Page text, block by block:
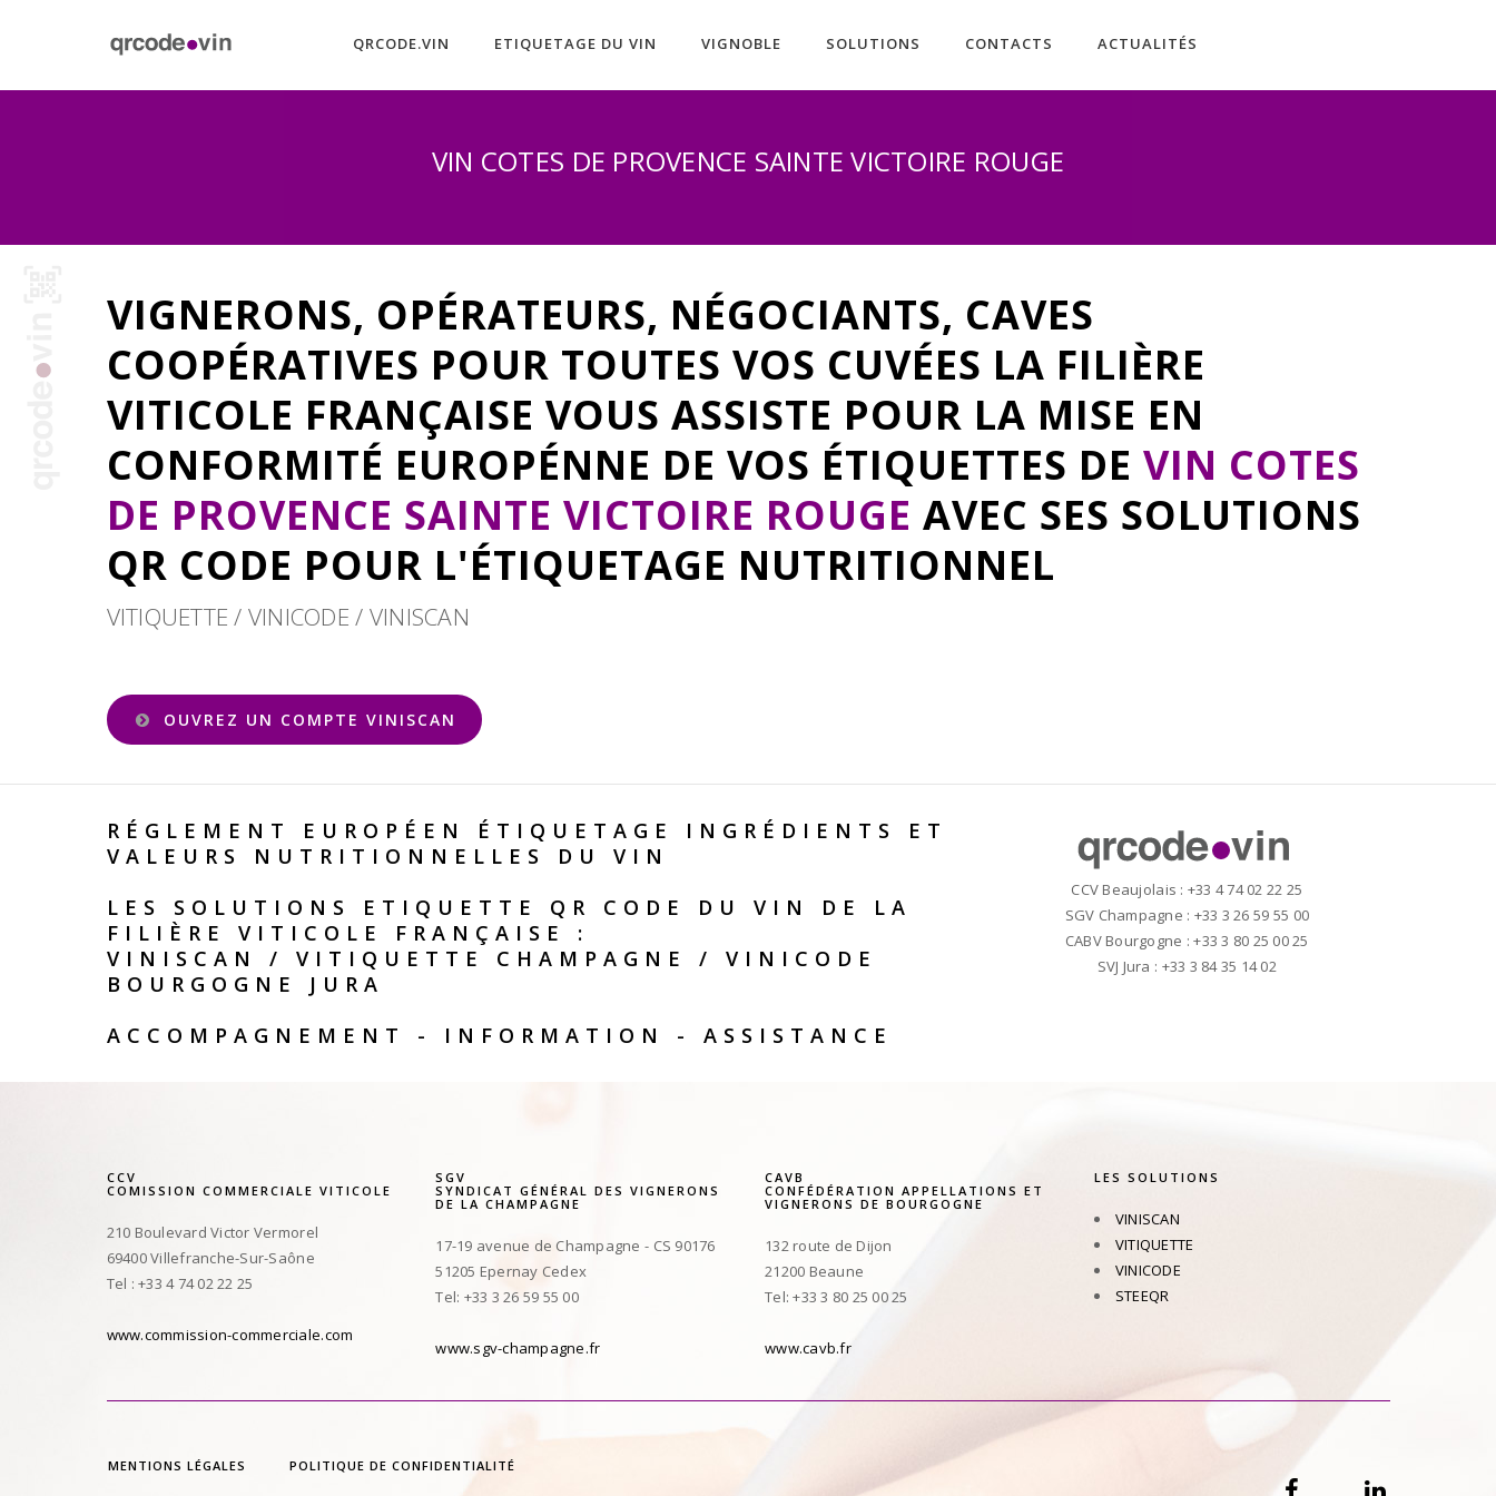
QRCODE.VIN ETIQUETAGE DU VIN VIGNOBLE SOLUTIONS CONTACTS ACTUALITÉS
VIN COTES DE PROVENCE SAINTE VICTOIRE ROUGE
VIGNERONS, OPÉRATEURS, NÉGOCIANTS, CAVES
COOPÉRATIVES POUR TOUTES VOS CUVÉES LA FILIÈRE
VITICOLE FRANÇAISE VOUS ASSISTE POUR LA MISE EN
CONFORMITÉ EUROPÉNNE DE VOS ÉTIQUETTES DE VIN COTES
DE PROVENCE SAINTE VICTOIRE ROUGE AVEC SES SOLUTIONS
QR CODE POUR L'ÉTIQUETAGE NUTRITIONNEL
VITIQUETTE / VINICODE / VINISCAN
OUVREZ UN COMPTE VINISCAN
RÉGLEMENT EUROPÉEN ÉTIQUETAGE INGRÉDIENTS ET
VALEURS NUTRITIONNELLES DU VIN
LES SOLUTIONS ETIQUETTE QR CODE DU VIN DE LA
FILIÈRE VITICOLE FRANÇAISE :
VINISCAN
/ VITIQUETTE CHAMPAGNE / VINICODE
BOURGOGNE JURA
ACCOMPAGNEMENT - INFORMATION - ASSISTANCE
CCV Beaujolais : +33 4 74 02 22 25
SGV Champagne : +33 3 26 59 55 00
CABV Bourgogne : +33 3 80 25 00 25
SVJ Jura : +33 3 84 35 14 02
CCV
COMISSION COMMERCIALE VITICOLE
210 Boulevard Victor Vermorel
69400 Villefranche-Sur-Saône
Tel : +33 4 74 02 22 25
www.commission-commerciale.com
SGV
SYNDICAT GÉNÉRAL DES VIGNERONS
DE LA CHAMPAGNE
17-19 avenue de Champagne - CS 90176
51205 Epernay Cedex
Tel: +33 3 26 59 55 00
www.sgv-champagne.fr
CAVB
CONFÉDÉRATION APPELLATIONS ET
VIGNERONS DE BOURGOGNE
132 route de Dijon
21200 Beaune
Tel: +33 3 80 25 00 25
www.cavb.fr
LES SOLUTIONS
VINISCAN
VITIQUETTE
VINICODE
STEEQR
MENTIONS LÉGALES POLITIQUE DE CONFIDENTIALITÉ